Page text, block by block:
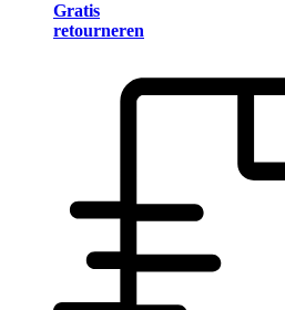
Gratis
retourneren